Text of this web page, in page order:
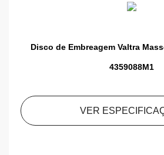
Disco de Embreagem Valtra
4359088M1
VER